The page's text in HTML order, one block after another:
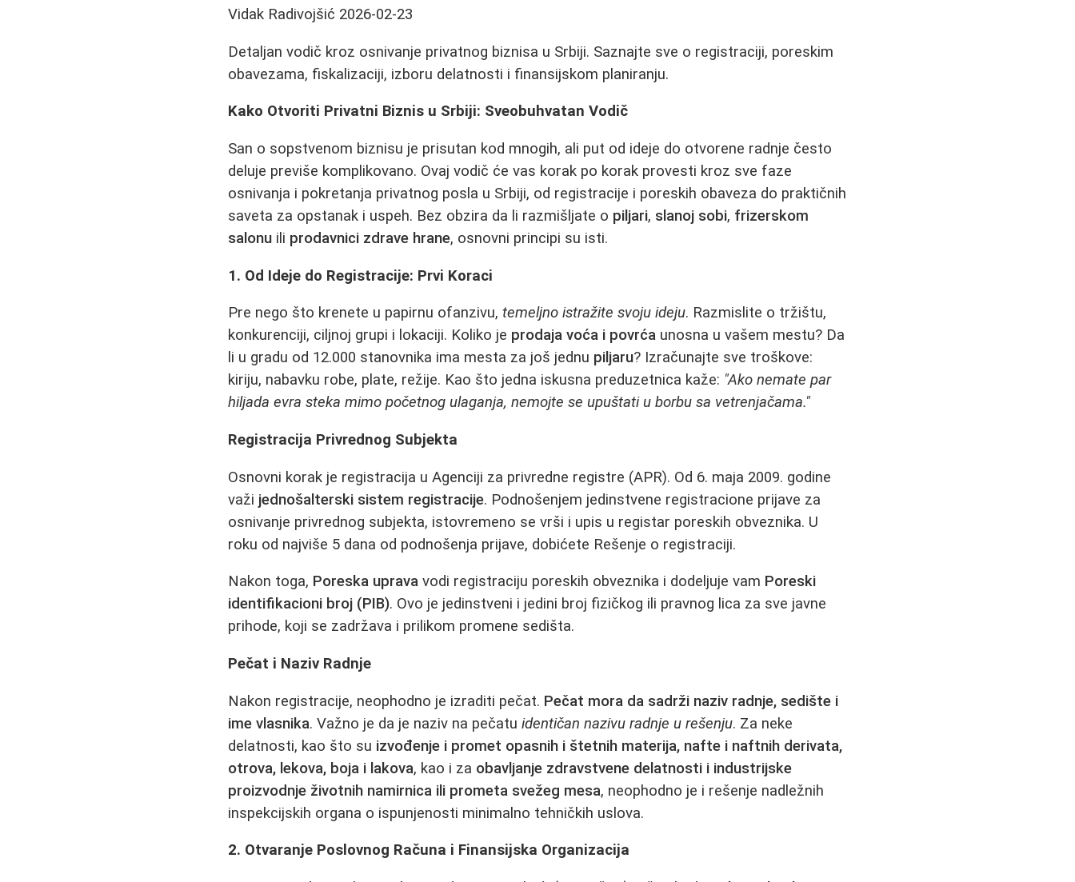
Vidak Radivojšić 2026-02-23
Detaljan vodič kroz osnivanje privatnog biznisa u Srbiji. Saznajte sve o registraciji, poreskim
obavezama, fiskalizaciji, izboru delatnosti i finansijskom planiranju.
Kako Otvoriti Privatni Biznis u Srbiji: Sveobuhvatan Vodič
San o sopstvenom biznisu je prisutan kod mnogih, ali put od ideje do otvorene radnje često
deluje previše komplikovano. Ovaj vodič će vas korak po korak provesti kroz sve faze
osnivanja i pokretanja privatnog posla u Srbiji, od registracije i poreskih obaveza do praktičnih
saveta za opstanak i uspeh. Bez obzira da li razmišljate o piljari, slanoj sobi, frizerskom
salonu ili prodavnici zdrave hrane, osnovni principi su isti.
1. Od Ideje do Registracije: Prvi Koraci
Pre nego što krenete u papirnu ofanzivu,temeljno istražite svoju ideju. Razmislite o tržištu,
konkurenciji, ciljnoj grupi i lokaciji. Koliko je prodaja voća i povrća unosna u vašem mestu? Da
li u gradu od 12.000 stanovnika ima mesta za još jednu piljaru? Izračunajte sve troškove:
kiriju, nabavku robe, plate, režije. Kao što jedna iskusna preduzetnica kaže: "Ako nemate par
hiljada evra steka mimo početnog ulaganja, nemojte se upuštati u borbu sa vetrenjačama."
Registracija Privrednog Subjekta
Osnovni korak je registracija u Agenciji za privredne registre (APR). Od 6. maja 2009. godine
važi jednošalterski sistem registracije. Podnošenjem jedinstvene registracione prijave za
osnivanje privrednog subjekta, istovremeno se vrši i upis u registar poreskih obveznika. U
roku od najviše 5 dana od podnošenja prijave, dobićete Rešenje o registraciji.
Nakon toga, Poreska uprava vodi registraciju poreskih obveznika i dodeljuje vam Poreski
identifikacioni broj (PIB). Ovo je jedinstveni i jedini broj fizičkog ili pravnog lica za sve javne
prihode, koji se zadržava i prilikom promene sedišta.
Pečat i Naziv Radnje
Nakon registracije, neophodno je izraditi pečat. Pečat mora da sadrži naziv radnje, sedište i
ime vlasnika. Važno je da je naziv na pečatuidentičan nazivu radnje u rešenju. Za neke
delatnosti, kao što su izvođenje i promet opasnih i štetnih materija, nafte i naftnih derivata,
otrova, lekova, boja i lakova, kao i za obavljanje zdravstvene delatnosti i industrijske
proizvodnje životnih namirnica ili prometa svežeg mesa, neophodno je i rešenje nadležnih
inspekcijskih organa o ispunjenosti minimalno tehničkih uslova.
2. Otvaranje Poslovnog Računa i Finansijska Organizacija